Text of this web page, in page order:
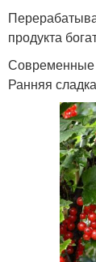
продукта
Современные
Ранняя